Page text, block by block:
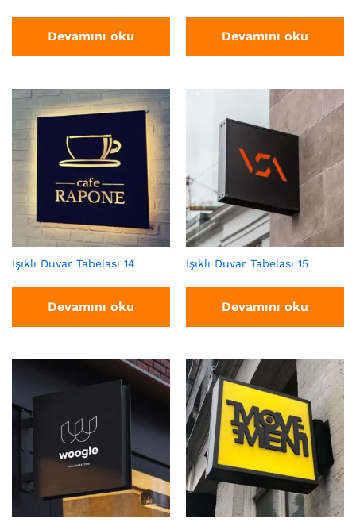
Devamını oku Devamını oku
Işıklı Duvar Tabelası 14
Devamını oku
Işıklı Duvar Tabelası 15
Devamını oku